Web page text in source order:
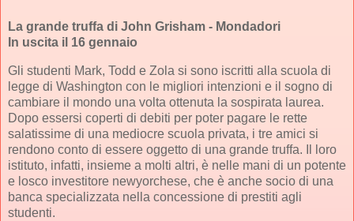
La grande truffa di John Grisham - Mondadori
In uscita il 16 gennaio
Gli studenti Mark, Todd e Zola si sono iscritti alla scuola di
legge di Washington con le migliori intenzioni e il sogno di
cambiare il mondo una volta ottenuta la sospirata laurea.
Dopo essersi coperti di debiti per poter pagare le rette
salatissime di una mediocre scuola privata, i tre amici si
rendono conto di essere oggetto di una grande truffa. Il loro
istituto, infatti, insieme a molti altri, è nelle mani di un potente
e losco investitore newyorchese, che è anche socio di una
banca specializzata nella concessione di prestiti agli
studenti.